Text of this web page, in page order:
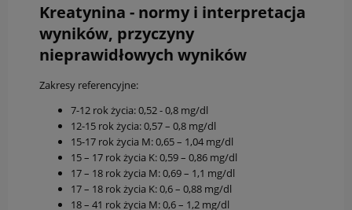
Kreatynina - normy i interpretacja
wyników, przyczyny
nieprawidłowych wyników
Zakresy referencyjne:
7-12 rok życia: 0,52 - 0,8 mg/dl
12-15 rok życia: 0,57 – 0,8 mg/dl
15-17 rok życia M: 0,65 – 1,04 mg/dl
15 – 17 rok życia K: 0,59 – 0,86 mg/dl
17 – 18 rok życia M: 0,69 – 1,1 mg/dl
17 – 18 rok życia K: 0,6 – 0,88 mg/dl
18 – 41 rok życia M: 0,6 – 1,2 mg/dl